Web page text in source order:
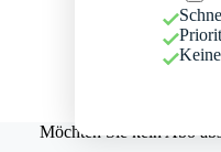
Möchten Sie kein Abo